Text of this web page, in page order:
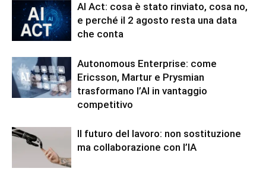
AI Act: cosa è stato rinviato, cosa no,
e perché il 2 agosto resta una data
che conta
Autonomous Enterprise: come
Ericsson, Martur e Prysmian
trasformano l’AI in vantaggio
competitivo
Il futuro del lavoro: non sostituzione
ma collaborazione con l’IA